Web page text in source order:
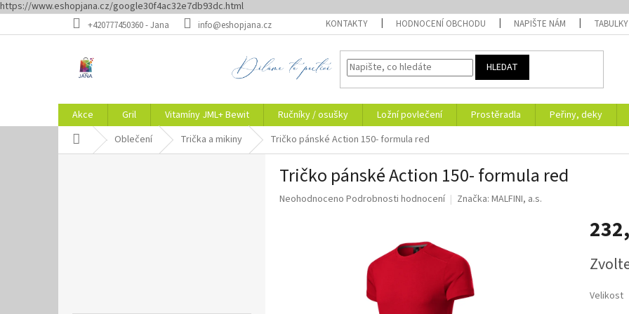
https://www.eshopjana.cz/google30f4ac32e7db93dc.html
na
+420777450360 - Jana info@eshopjana.cz KONTAKTY HODNOCENÍ OBCHODU NAPIŠTE NÁM TABULKY
HLEDAT
Akce Gril Vitamíny JML+ Bewit Ručníky / osušky Ložní povlečení Prostěradla Peřiny, deky
Domů Oblečení Trička a mikiny Tričko pánské Action 150- formula red
Tričko pánské Action 150- formula red
Průměrné
Neohodnoceno Podrobnosti hodnocení Značka: MALFINI, a.s.
cena:
Velikost